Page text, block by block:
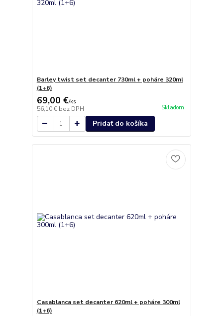
Barley twist set decanter 730ml + poháre 320ml
(1+6)
69,00 €/ks
56,10 € bez DPH Skladom
Pridať do košíka
Casablanca set decanter 620ml + poháre 300ml
(1+6)